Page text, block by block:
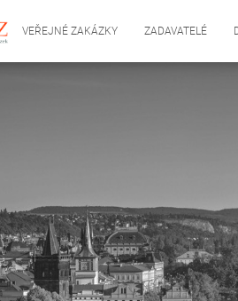
VEŘEJNÉ ZAKÁZKY ZADAVATELÉ